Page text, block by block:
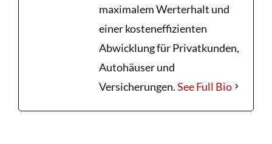
maximalem Werterhalt und
einer kosteneffizienten
Abwicklung für Privatkunden,
Autohäuser und
Versicherungen.See Full Bio